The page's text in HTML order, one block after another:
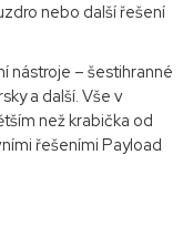
nebo další řešení
nástroje – šestihranné
a další. Vše v
než krabička od
řešeními Payload